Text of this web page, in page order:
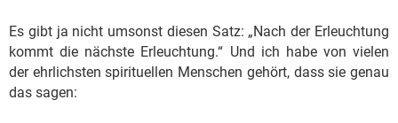
Es gibt ja nicht umsonst diesen Satz: „Nach der Erleuchtung
kommt die nächste Erleuchtung.“ Und ich habe von vielen
der ehrlichsten spirituellen Menschen gehört, dass sie genau
das sagen: